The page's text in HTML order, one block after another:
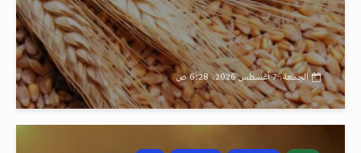
الجمعة، 7 أغسطس 2026، 6:28 ص